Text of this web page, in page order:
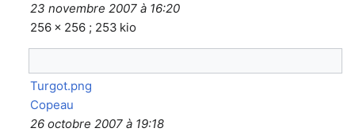
23 novembre 2007 à 16:20
256 × 256 ; 253 kio
Turgot.png
Copeau
26 octobre 2007 à 19:18